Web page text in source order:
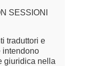
SESSIONI
traduttori e
intendono
giuridica nella